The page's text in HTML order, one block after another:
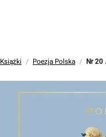
Książki Poezja Polska Nr 20